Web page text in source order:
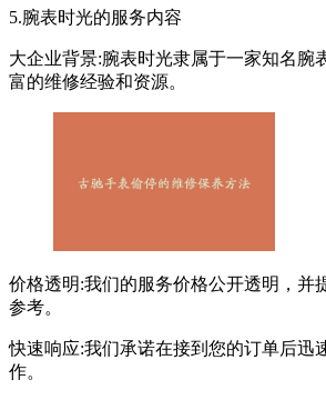
5.腕表时光的服务内容
大企业背景:腕表时光隶属于一家知名腕
富的维修经验和资源。
价格透明:我们的服务价格公开透明，并
参考。
快速响应:我们承诺在接到您的订单后迅
作。